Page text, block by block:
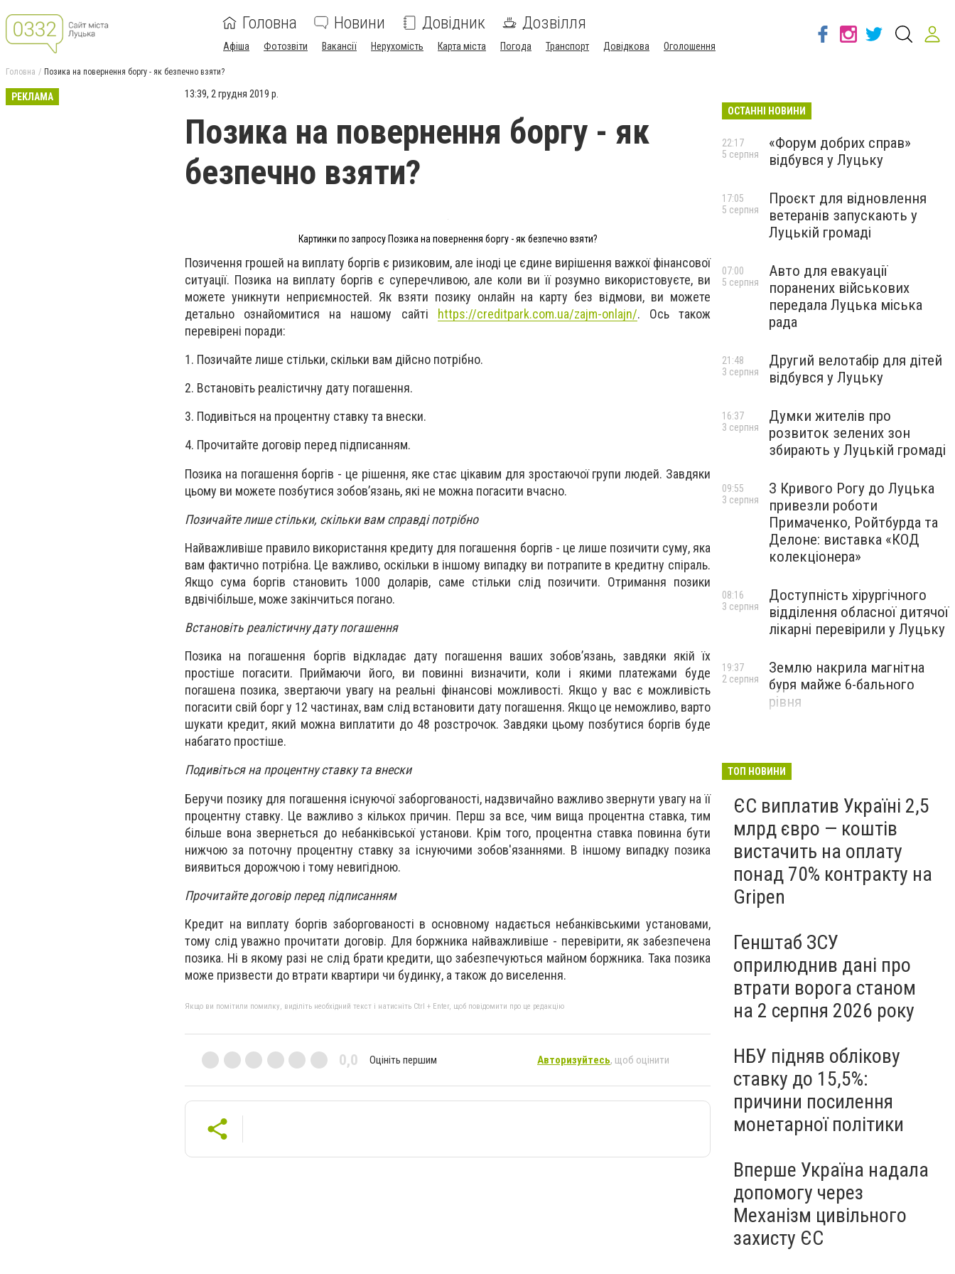
Головна Новини Довідник Дозвілля
Афіша Фотозвіти Вакансії Нерухомість Карта міста Погода Транспорт Довідкова Оголошення
Головна Позика на повернення боргу - як безпечно взяти?
РЕКЛАМА 13:39, 2 грудня 2019 р.
Позика на повернення боргу - як
безпечно взяти?
Картинки по запросу Позика на повернення боргу - як безпечно взяти?
Позичення грошей на виплату боргів є ризиковим, але іноді це єдине вирішення важкої фінансової
ситуації. Позика на виплату боргів є суперечливою, але коли ви її розумно використовуєте, ви
можете уникнути неприємностей. Як взяти позику онлайн на карту без відмови, ви можете
детально ознайомитися на нашому сайті https://creditpark.com.ua/zajm-onlajn/. Ось також
перевірені поради:
1. Позичайте лише стільки, скільки вам дійсно потрібно.
2. Встановіть реалістичну дату погашення.
3. Подивіться на процентну ставку та внески.
4. Прочитайте договір перед підписанням.
Позика на погашення боргів - це рішення, яке стає цікавим для зростаючої групи людей. Завдяки
цьому ви можете позбутися зобов’язань, які не можна погасити вчасно.
Позичайте лише стільки, скільки вам справді потрібно
Найважливіше правило використання кредиту для погашення боргів - це лише позичити суму, яка
вам фактично потрібна. Це важливо, оскільки в іншому випадку ви потрапите в кредитну спіраль.
Якщо сума боргів становить 1000 доларів, саме стільки слід позичити. Отримання позики
вдвічібільше, може закінчиться погано.
Встановіть реалістичну дату погашення
Позика на погашення боргів відкладає дату погашення ваших зобов’язань, завдяки якій їх
простіше погасити. Приймаючи його, ви повинні визначити, коли і якими платежами буде
погашена позика, звертаючи увагу на реальні фінансові можливості. Якщо у вас є можливість
погасити свій борг у 12 частинах, вам слід встановити дату погашення. Якщо це неможливо, варто
шукати кредит, який можна виплатити до 48 розстрочок. Завдяки цьому позбутися боргів буде
набагато простіше.
Подивіться на процентну ставку та внески
Беручи позику для погашення існуючої заборгованості, надзвичайно важливо звернути увагу на її
процентну ставку. Це важливо з кількох причин. Перш за все, чим вища процентна ставка, тим
більше вона звернеться до небанківської установи. Крім того, процентна ставка повинна бути
нижчою за поточну процентну ставку за існуючими зобов'язаннями. В іншому випадку позика
виявиться дорожчою і тому невигідною.
Прочитайте договір перед підписанням
Кредит на виплату боргів заборгованості в основному надається небанківськими установами,
тому слід уважно прочитати договір. Для боржника найважливіше - перевірити, як забезпечена
позика. Ні в якому разі не слід брати кредити, що забезпечуються майном боржника. Така позика
може призвести до втрати квартири чи будинку, а також до виселення.
Якщо ви помітили помилку, виділіть необхідний текст і натисніть Ctrl + Enter, щоб повідомити про це редакцію
0,0 Оцініть першим Авторизуйтесь, щоб оцінити
ОСТАННІ НОВИНИ
«Форум добрих справ»
відбувся у Луцьку
22:17
5 серпня
Проєкт для відновлення
ветеранів запускають у
Луцькій громаді
17:05
5 серпня
Авто для евакуації
поранених військових
передала Луцька міська
рада
07:00
5 серпня
Другий велотабір для дітей
відбувся у Луцьку
21:48
3 серпня
Думки жителів про
розвиток зелених зон
збирають у Луцькій громаді
16:37
3 серпня
З Кривого Рогу до Луцька
привезли роботи
Примаченко, Ройтбурда та
Делоне: виставка «КОД
колекціонера»
09:55
3 серпня
Доступність хірургічного
відділення обласної дитячої
лікарні перевірили у Луцьку
08:16
3 серпня
Землю накрила магнітна
буря майже 6-бального
рівня
19:37
2 серпня
ТОП НОВИНИ
ЄС виплатив Україні 2,5
млрд євро — коштів
вистачить на оплату
понад 70% контракту на
Gripen
Генштаб ЗСУ
оприлюднив дані про
втрати ворога станом
на 2 серпня 2026 року
НБУ підняв облікову
ставку до 15,5%:
причини посилення
монетарної політики
Вперше Україна надала
допомогу через
Механізм цивільного
захисту ЄС